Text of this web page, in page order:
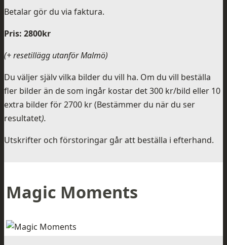
Betalar gör du via faktura.
Pris: 2800kr
(+ resetillägg utanför Malmö)
Du väljer själv vilka bilder du vill ha. Om du vill beställa
fler bilder än de som ingår kostar det 300 kr/bild eller 10
extra bilder för 2700 kr (Bestämmer du när du ser
resultatet).
Utskrifter och förstoringar går att beställa i efterhand.
Magic Moments